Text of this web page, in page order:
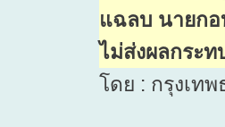
แฉลบ นายกอ
ไม่ส่งผลกระ
โดย : กรุงเท